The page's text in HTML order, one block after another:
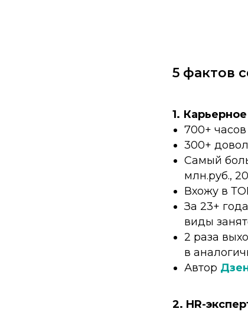
5 фактов
1.
700+
300+
Самый
млн.руб.,
Вхожу в
За 23+
виды
2 раза
в
Автор
2. HR-